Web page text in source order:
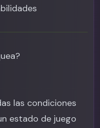
las condiciones
estado de juego